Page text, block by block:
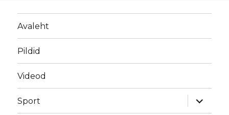
Avaleht
Pildid
Videod
Sport
laienda